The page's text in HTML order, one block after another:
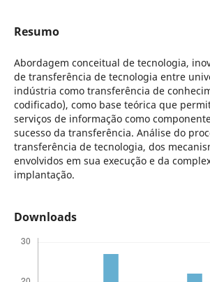
Resumo
Abordagem conceitual de tecnologia,
de transferência de tecnologia entre
indústria como transferência de
codificado), como base teórica que
serviços de informação como
sucesso da transferência. Análise do
transferência de tecnologia, dos
envolvidos em sua execução e da
implantação.
Downloads